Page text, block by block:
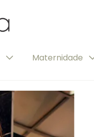
Maternidade